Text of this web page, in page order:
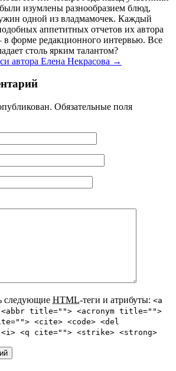
изумлены разнообразием блюд,
одной из владмамочек. Каждый
аппетитных отчетов их автора
в форме редакционного интервью. Все
столь ярким талантом?
автора Елена Некрасова →
Обязательные поля
следующие HTML-теги и атрибуты: <a
title=""> <acronym title="">
<cite> <code> <del
<i> <q cite=""> <strike> <strong>